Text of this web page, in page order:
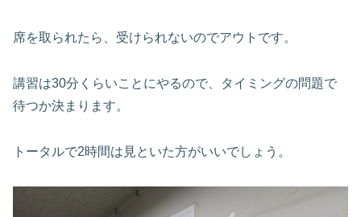
席を取られたら、受けられないのでアウトです。
講習は30分くらいことにやるので、タイミングの問題で
待つか決まります。
トータルで2時間は見といた方がいいでしょう。